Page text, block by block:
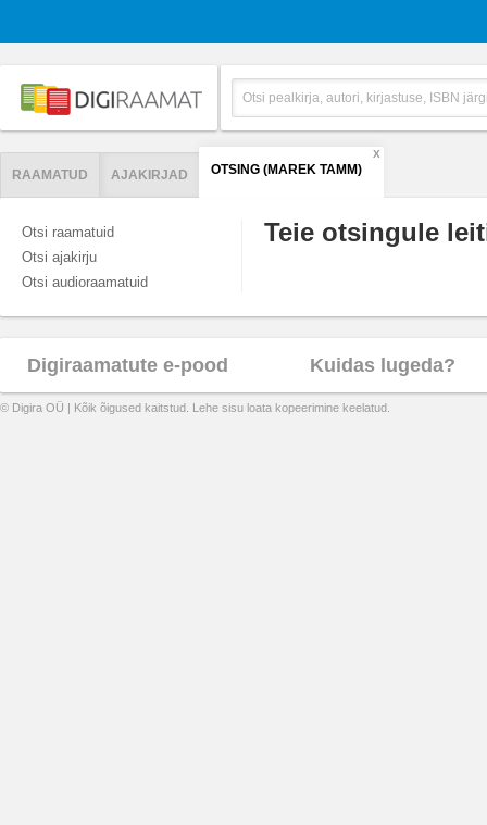
RAAMATUD AJAKIRJAD OTSING (MAREK TAMM)
X
Otsi raamatuid
Otsi ajakirju
Otsi audioraamatuid
Teie otsingule
Digiraamatute e-pood Kuidas lugeda?
© Digira OÜ | Kõik õigused kaitstud. Lehe sisu loata kopeerimine keelatud.